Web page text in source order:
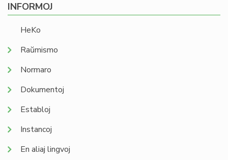
INFORMOJ
HeKo
Raŭmismo
Normaro
Dokumentoj
Establoj
Instancoj
En aliaj lingvoj